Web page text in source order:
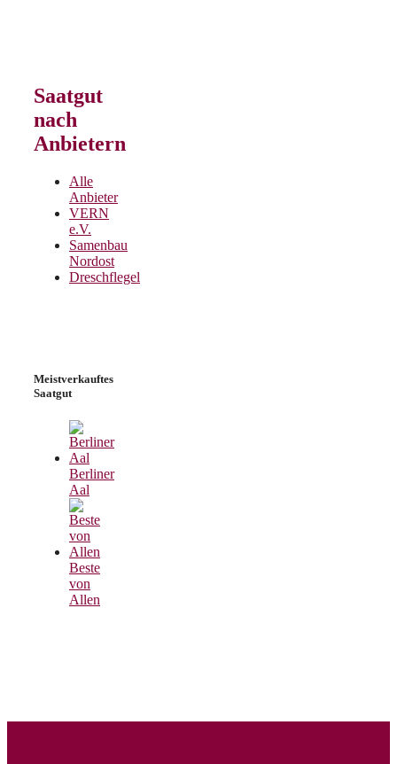
Saatgut
nach
Anbietern
Alle
Anbieter
VERN
e.V.
Samenbau
Nordost
Dreschflegel
Meistverkauftes
Saatgut
Berliner
Aal
Beste
von
Allen